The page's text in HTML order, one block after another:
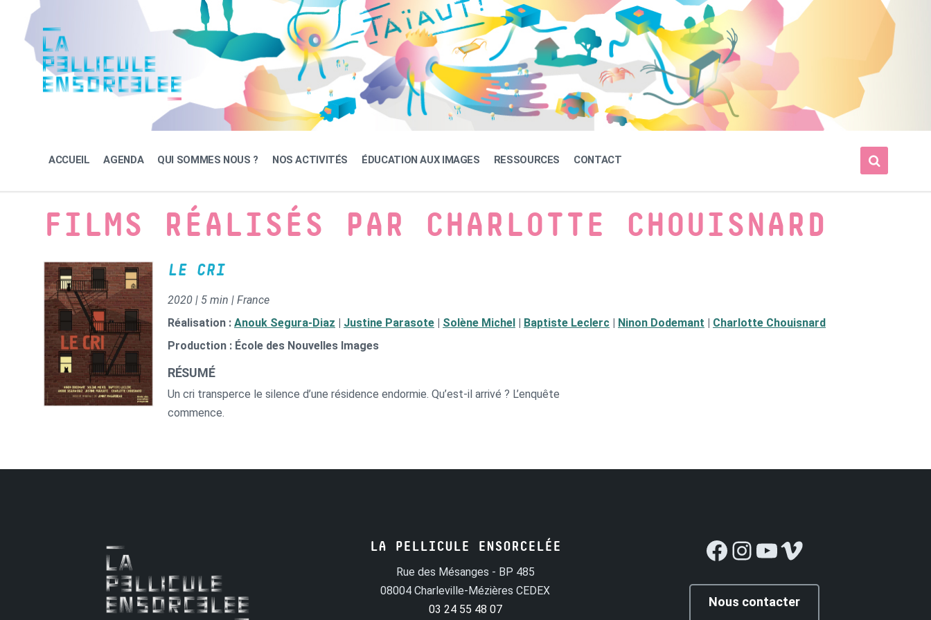
content
navigation
footer
ACCUEIL AGENDA QUI SOMMES NOUS ? NOS ACTIVITÉS ÉDUCATION AUX IMAGES RESSOURCES CONTACT
FILMS RÉALISÉS PAR CHARLOTTE CHOUISNARD
LE CRI
2020 | 5 min | France
Réalisation : Anouk Segura-Diaz | Justine Parasote | Solène Michel | Baptiste Leclerc | Ninon Dodemant | Charlotte Chouisnard
Production : École des Nouvelles Images
RÉSUMÉ
Un cri transperce le silence d’une résidence endormie. Qu’est-il arrivé ? L’enquête
commence.
LA PELLICULE ENSORCELÉE
Rue des Mésanges - BP 485
08004 Charleville-Mézières CEDEX
03 24 55 48 07
Facebook
Instagram
YouTube
Vimeo
Nous contacter